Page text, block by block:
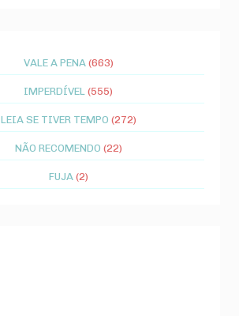
VALE A PENA (663)
IMPERDÍVEL (555)
LEIA SE TIVER TEMPO (272)
NÃO RECOMENDO (22)
FUJA (2)